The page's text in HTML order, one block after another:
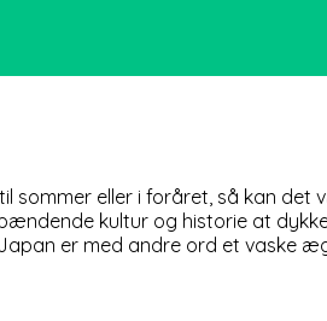
sommer eller i foråret, så kan
kultur og historie at
er med andre ord et vaske